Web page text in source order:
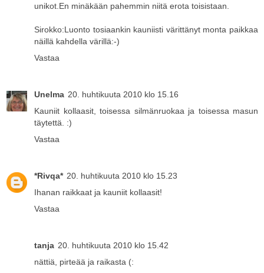
unikot.En minäkään pahemmin niitä erota toisistaan.
Sirokko:Luonto tosiaankin kauniisti värittänyt monta paikkaa
näillä kahdella värillä:-)
Vastaa
Unelma 20. huhtikuuta 2010 klo 15.16
Kauniit kollaasit, toisessa silmänruokaa ja toisessa masun
täytettä. :)
Vastaa
*Rivqa* 20. huhtikuuta 2010 klo 15.23
Ihanan raikkaat ja kauniit kollaasit!
Vastaa
tanja 20. huhtikuuta 2010 klo 15.42
nättiä, pirteää ja raikasta (: